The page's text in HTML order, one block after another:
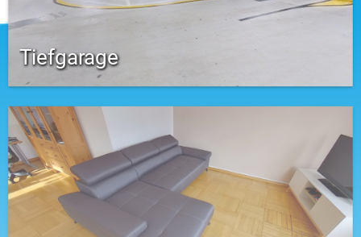
Tiefgarage